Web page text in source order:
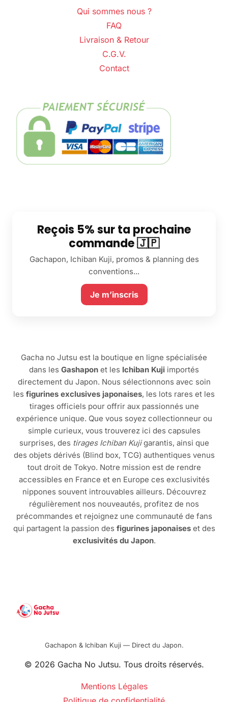
Qui sommes nous ?
FAQ
Livraison & Retour
C.G.V.
Contact
Reçois 5% sur ta prochaine
commande 🇯🇵
Gachapon, Ichiban Kuji, promos & planning des
conventions...
Je m’inscris
Gacha no Jutsu est la boutique en ligne spécialisée
dans les Gashapon et les Ichiban Kuji importés
directement du Japon. Nous sélectionnons avec soin
les figurines exclusives japonaises, les lots rares et les
tirages officiels pour offrir aux passionnés une
expérience unique. Que vous soyez collectionneur ou
simple curieux, vous trouverez ici des capsules
surprises, des tirages Ichiban Kujigarantis, ainsi que
des objets dérivés (Blind box, TCG) authentiques venus
tout droit de Tokyo. Notre mission est de rendre
accessibles en France et en Europe ces exclusivités
nippones souvent introuvables ailleurs. Découvrez
régulièrement nos nouveautés, profitez de nos
précommandes et rejoignez une communauté de fans
qui partagent la passion des figurines japonaiseset des
exclusivités du Japon.
Gachapon & Ichiban Kuji — Direct du Japon.
© 2026 Gacha No Jutsu. Tous droits réservés.
Mentions Légales